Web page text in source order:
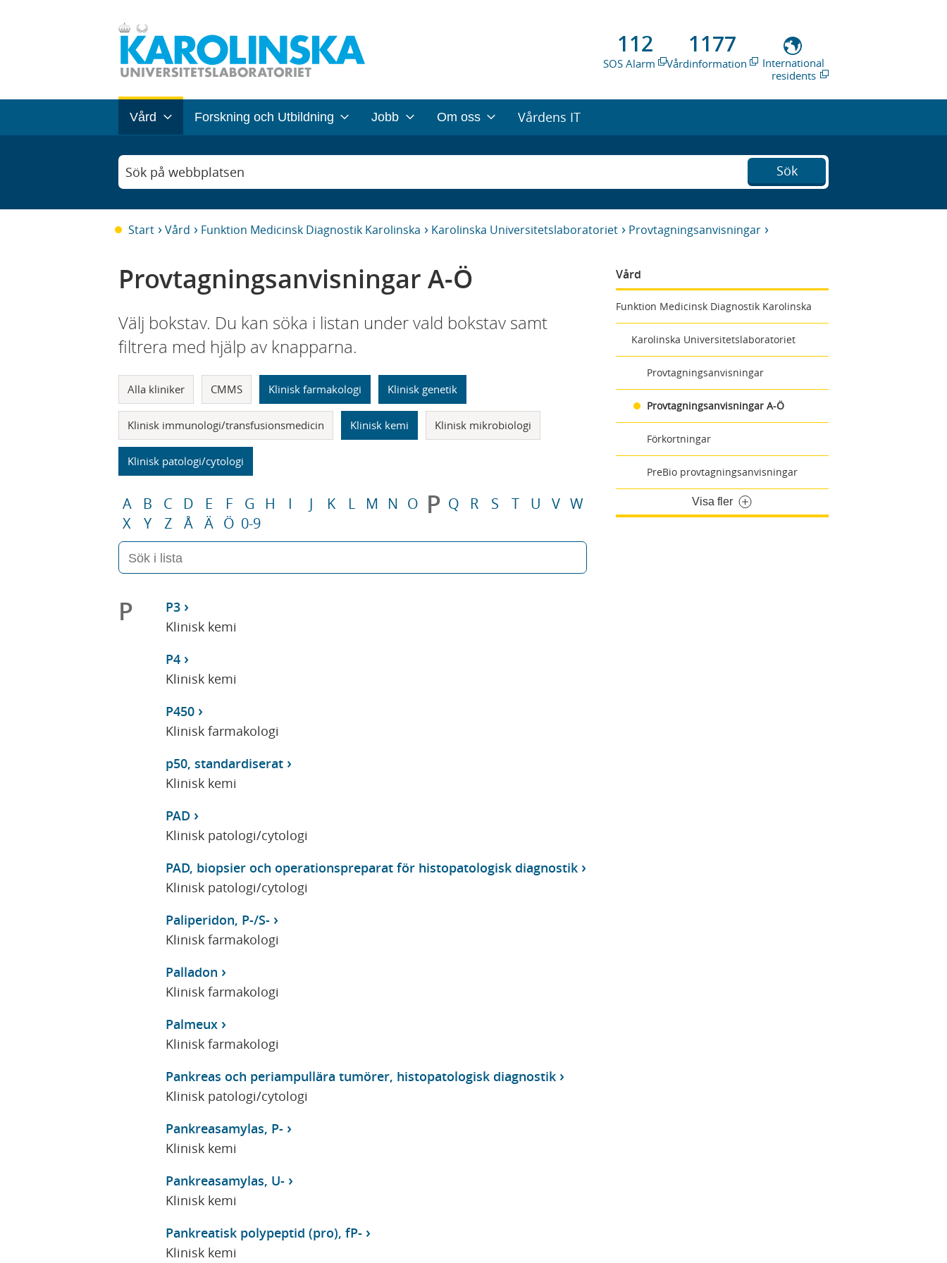
112
SOS Alarm
1177
Vårdinformation
International
residents
Vård Forskning och Utbildning Jobb Om oss Vårdens IT
Sök på webbplatsen Sök
Start Vård Funktion Medicinsk Diagnostik Karolinska Karolinska Universitetslaboratoriet Provtagningsanvisningar
Vård
Funktion Medicinsk Diagnostik Karolinska
Karolinska Universitetslaboratoriet
Provtagningsanvisningar
Provtagningsanvisningar A-Ö
Förkortningar
PreBio provtagningsanvisningar
Visa fler
Provtagningsanvisningar A-Ö
Välj bokstav. Du kan söka i listan under vald bokstav samt
filtrera med hjälp av knapparna.
Alla kliniker CMMS Klinisk farmakologi Klinisk genetik
Klinisk immunologi/transfusionsmedicin Klinisk kemi Klinisk mikrobiologi
Klinisk patologi/cytologi
A B C D E F G H I J K L M N O P Q R S T U V W
X
Y Z Å Ä Ö 0-9
P
P3
Klinisk kemi
P4
Klinisk kemi
P450
Klinisk farmakologi
p50, standardiserat
Klinisk kemi
PAD
Klinisk patologi/cytologi
PAD, biopsier och operationspreparat för histopatologisk diagnostik
Klinisk patologi/cytologi
Paliperidon, P-/S-
Klinisk farmakologi
Palladon
Klinisk farmakologi
Palmeux
Klinisk farmakologi
Pankreas och periampullära tumörer, histopatologisk diagnostik
Klinisk patologi/cytologi
Pankreasamylas, P-
Klinisk kemi
Pankreasamylas, U-
Klinisk kemi
Pankreatisk polypeptid (pro), fP-
Klinisk kemi